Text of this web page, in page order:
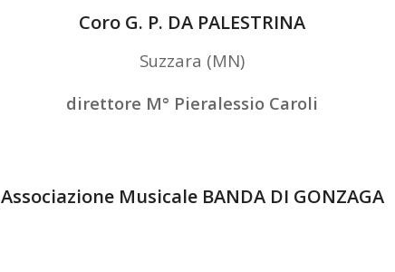
Coro G. P. DA PALESTRINA
Suzzara (MN)
direttore M° Pieralessio Caroli
Associazione Musicale BANDA DI GONZAGA